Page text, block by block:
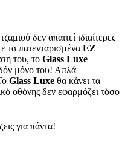
δεν απαιτεί ιδιαίτερες
τα πατενταρισμένα EZ
του, το Glass Luxe
μόνο του! Απλά
Glass Luxe θα κάνει τα
οθόνης δεν εφαρμόζει τόσο
για πάντα!